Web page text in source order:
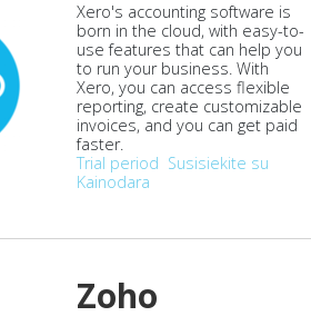
Xero's accounting software is
born in the cloud, with easy-to-
use features that can help you
to run your business. With
Xero, you can access flexible
reporting, create customizable
invoices, and you can get paid
faster.
Trial period Susisiekite su
Kainodara
Zoho